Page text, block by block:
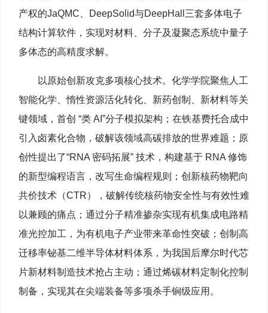
产权的JaQMC、DeepSolid与DeepHall三套多体电子
结构计算软件，实现对材料、分子及凝聚态系统中量子
多体态的高精度求解。
以原始创新攻克多项核心技术。化学学院聚焦人工
智能化学、惰性资源活化转化、新药创制、新材料等关
键领域，首创 “类 AI”分子模拟架构；在铁基费托合成中
引入卤素化合物，破解该领域高碳排放的世界难题；原
创性提出了“RNA 密码拓展” 技术，构建基于 RNA 修饰
的新型编程语言，改写生命编程规则；创新核药物靶向
共价技术（CTR），破解传统核药物安全性与有效性难
以兼顾的痛点；通过分子精准掺杂实现有机集成电路精
准光控加工，为有机电子产业带来革命性突破；创制高
迁移率铋基二维半导体材料体系，为我国后摩尔时代芯
片新材料制造技术抢占主动；通过烯碳材料定制化控制
制备，实现其在尖端装备等多项杀手锏级应用。